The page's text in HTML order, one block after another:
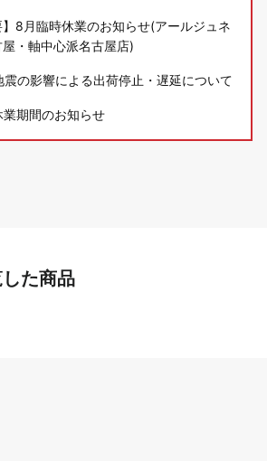
】8月臨時休業のお知らせ(アールジュネ
屋・軸中心派名古屋店)
震の影響による出荷停止・遅延について
業期間のお知らせ
た商品